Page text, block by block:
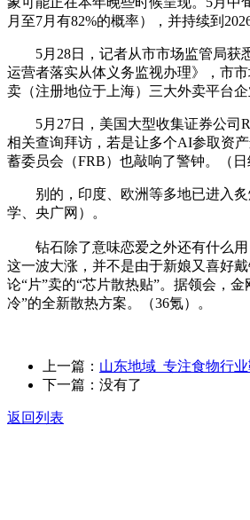
月至7月有82%的概率），并持续到
5月28日，记者从市市场监管局获悉
运营者落实从体义务监视办理》，市
卖（注册地位于上海）三大外卖平台
5月27日，美国大型收集证券公司
相关查询拜访，若是让多个AI参取资
蓄委员会（FRB）也敲响了警钟。（日
别的，印度、欧洲等多地已进入炙
学、央广网）。
钻石除了意味恋爱之外还有什么用
这一波大涨，并不是由于新娘又喜好
论“片”卖的“芯片散热贴”。据领会，
冷”的全新散热方案。（36氪）。
上一篇： 山东地域_专注食物行
下一篇：没有了
返回列表